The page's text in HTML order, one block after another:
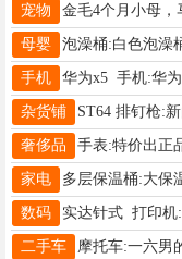
宠物
母婴
手机
杂货铺
奢侈品
家电
数码
二手车